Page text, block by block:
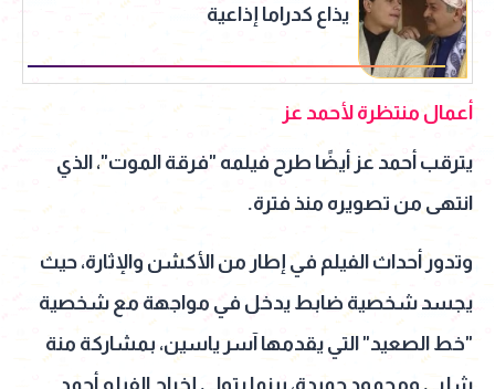
يذاع كدراما إذاعية
أعمال منتظرة لأحمد عز
يترقب أحمد عز أيضًا طرح فيلمه "فرقة الموت"، الذي
انتهى من تصويره منذ فترة.
وتدور أحداث الفيلم في إطار من الأكشن والإثارة، حيث
يجسد شخصية ضابط يدخل في مواجهة مع شخصية
"خط الصعيد" التي يقدمها آسر ياسين، بمشاركة منة
شلبي ومحمود حميدة، بينما يتولى إخراج الفيلم أحمد